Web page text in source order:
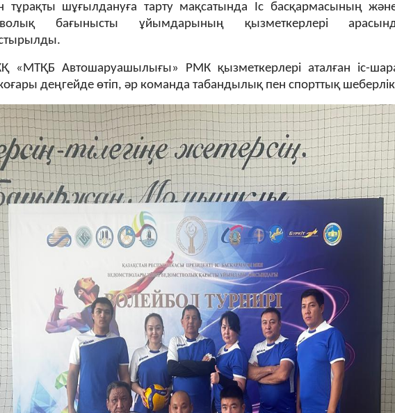
тұрақты шұғылдануға тарту мақсатында Іс басқармасының
бағынысты ұйымдарының қызметкерлері
«МТҚБ Автошаруашылығы» РМК қызметкерлері аталған іс-
деңгейдеөтіп, әр команда табандылық пен спорттық